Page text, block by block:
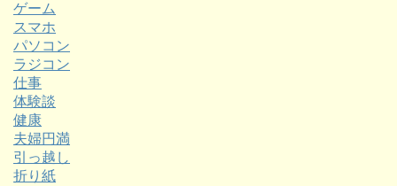
ゲーム
スマホ
パソコン
ラジコン
仕事
体験談
健康
夫婦円満
引っ越し
折り紙